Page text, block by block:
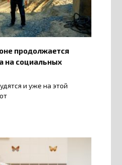
продолжается
на социальных
и уже на этой